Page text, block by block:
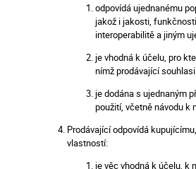
odpovídá ujednanému
jakož i jakosti,
interoperabilitě a jiným
je vhodná k účelu, pro
nímž prodávající
je dodána s ujednaným
použití, včetně návodu k
Prodávající odpovídá
vlastností:
je věc vhodná k účelu, k